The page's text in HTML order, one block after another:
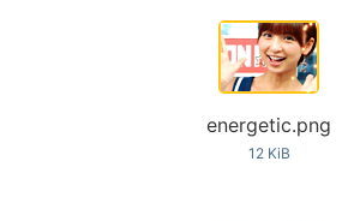
energetic.png
12 KiB